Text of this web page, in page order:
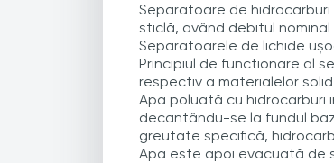
Separatoare de
sticlă, având debitul
Separatoarele de lichide
Principiul de funcționare al
respectiv a materialelor
Apa poluată cu hidrocarburi
decantându-se la fundul
greutate specifică,
Apa este apoi evacuată de